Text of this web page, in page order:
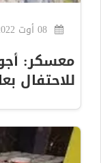
معسكر:
للاحتفال